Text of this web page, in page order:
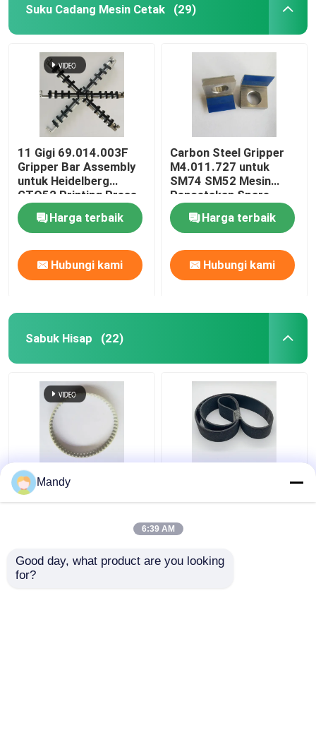
Suku Cadang Mesin Cetak (29)
11 Gigi 69.014.003F
Gripper Bar Assembly
untuk Heidelberg
GTO52 Printing Press
Spare Parts dalam
stainless steel/Iron
Harga terbaik
Hubungi kami
Carbon Steel Gripper
M4.011.727 untuk
SM74 SM52 Mesin
Pencetakan Spare
Parts Cylinder Gripper
Harga terbaik
Hubungi kami
Sabuk Hisap (22)
Sabuk Mesin Cetak
PVC Impor Kuning
Cetak Offset GTO52
Mandy
6:39 AM
Good day, what product are you looking
for?